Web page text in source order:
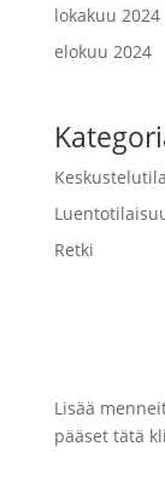
lokakuu 2024
elokuu 2024
Retki
Lisää
pääset tätä